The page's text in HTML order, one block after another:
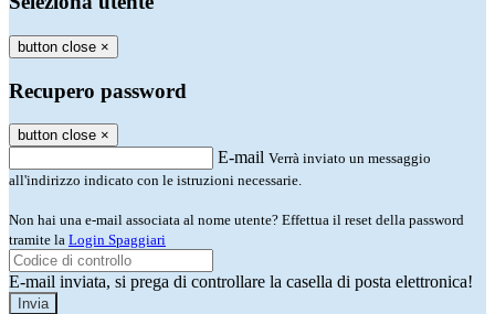
button close ×
Recupero password
button close ×
E-mail Verrà inviato un messaggio
all'indirizzo indicato con le istruzioni necessarie.
Non hai una e-mail associata al nome utente? Effettua il reset della password
tramite la Login Spaggiari
E-mail inviata, si prega di controllare la casella di posta elettronica!